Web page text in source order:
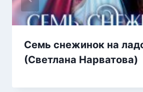
Семь снежинок на
(Светлана Нарватова)